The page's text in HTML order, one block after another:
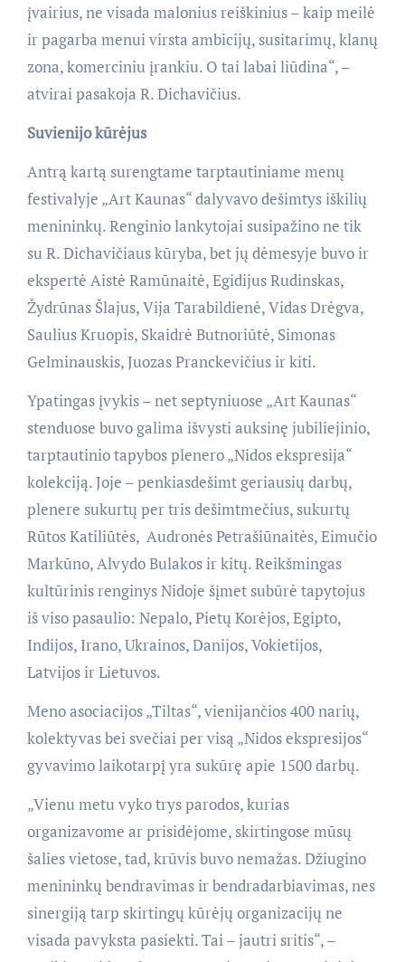
įvairius, ne visada malonius reiškinius – kaip meilė
ir pagarba menui virsta ambicijų, susitarimų, klanų
zona, komerciniu įrankiu. O tai labai liūdina“, –
atvirai pasakoja R. Dichavičius.
Suvienijo kūrėjus
Antrą kartą surengtame tarptautiniame menų
festivalyje „Art Kaunas“ dalyvavo dešimtys iškilių
menininkų. Renginio lankytojai susipažino ne tik
su R. Dichavičiaus kūryba, bet jų dėmesyje buvo ir
ekspertė Aistė Ramūnaitė, Egidijus Rudinskas,
Žydrūnas Šlajus, Vija Tarabildienė, Vidas Drėgva,
Saulius Kruopis, Skaidrė Butnoriūtė, Simonas
Gelminauskis, Juozas Pranckevičius ir kiti.
Ypatingas įvykis – net septyniuose „Art Kaunas“
stenduose buvo galima išvysti auksinę jubiliejinio,
tarptautinio tapybos plenero „Nidos ekspresija“
kolekciją. Joje – penkiasdešimt geriausių darbų,
plenere sukurtų per tris dešimtmečius, sukurtų
Rūtos Katiliūtės, Audronės Petrašiūnaitės, Eimučio
Markūno, Alvydo Bulakos ir kitų. Reikšmingas
kultūrinis renginys Nidoje šįmet subūrė tapytojus
iš viso pasaulio: Nepalo, Pietų Korėjos, Egipto,
Indijos, Irano, Ukrainos, Danijos, Vokietijos,
Latvijos ir Lietuvos.
Meno asociacijos „Tiltas“, vienijančios 400 narių,
kolektyvas bei svečiai per visą „Nidos ekspresijos“
gyvavimo laikotarpį yra sukūrę apie 1500 darbų.
„Vienu metu vyko trys parodos, kurias
organizavome ar prisidėjome, skirtingose mūsų
šalies vietose, tad, krūvis buvo nemažas. Džiugino
menininkų bendravimas ir bendradarbiavimas, nes
sinergiją tarp skirtingų kūrėjų organizacijų ne
visada pavyksta pasiekti. Tai – jautri sritis“, –